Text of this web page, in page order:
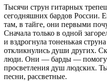
Тысячи струн гитарных
сегодняшних бардов России.
там, в тайге, они первыми
Сначала только в одной
и вздрогнула тоненькая
откликнулись души других.
люди. Они — барды —
просветления душ людских.
песни, рассветные.